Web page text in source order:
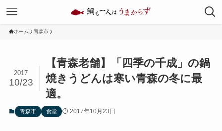
ホーム 青森市
【青森老舗】「四季の千成」の鍋
焼きうどんは寒い青森の冬に最
適。
2017
10/23
青森市 食堂 2017年10月23日